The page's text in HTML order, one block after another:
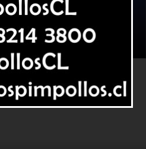
de Pedro Fontova es la
Cero Residuos